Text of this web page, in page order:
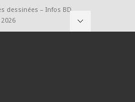
dessinées – Infos BD,